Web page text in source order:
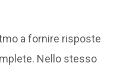
a fornire risposte
Nello stesso